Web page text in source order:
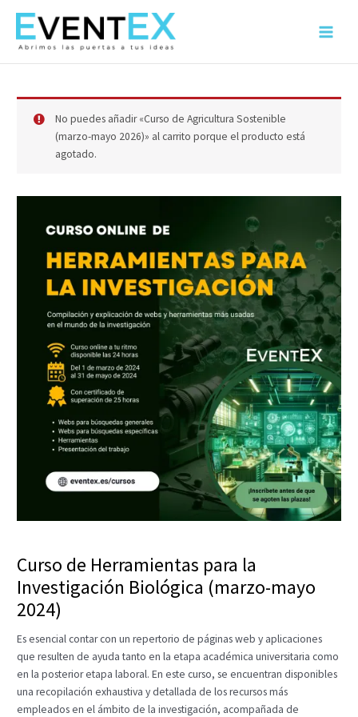
contenido
Main
No puedes añadir «Curso de Agricultura Sostenible
(marzo-mayo 2026)» al carrito porque el producto está
agotado.
Curso de Herramientas para la
Investigación Biológica (marzo-mayo
2024)
Es esencial contar con un repertorio de páginas web y aplicaciones
que resulten de ayuda tanto en la etapa académica universitaria como
en la posterior etapa laboral. En este curso, se encuentran disponibles
una recopilación exhaustiva y detallada de los recursos más
empleados en el ámbito de la investigación, acompañada de